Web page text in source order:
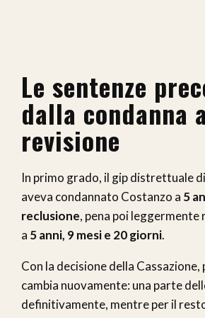
Le sentenze
dalla condanna
revisione
In primo grado, il gip distrettuale
aveva condannato Costanzo a 5
reclusione, pena poi
a 5 anni, 9 mesi e 20 giorni.
Con la decisione della
cambia nuovamente: una parte
definitivamente, mentre per il